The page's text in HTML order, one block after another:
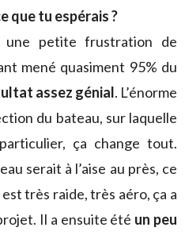
que tu espérais ?
petite frustration de
mené quasiment 95% du
assez génial. L’énorme
du bateau, sur laquelle
ça change tout.
serait à l’aise au près, ce
très raide, très aéro, ça a
Il a ensuite été un peu